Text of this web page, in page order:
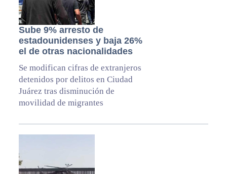
Sube 9% arresto de
estadounidenses y baja 26%
el de otras nacionalidades
Se modifican cifras de extranjeros
detenidos por delitos en Ciudad
Juárez tras disminución de
movilidad de migrantes